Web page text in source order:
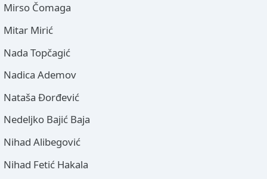
Mirso Čomaga
Mitar Mirić
Nada Topčagić
Nadica Ademov
Nataša Đorđević
Nedeljko Bajić Baja
Nihad Alibegović
Nihad Fetić Hakala